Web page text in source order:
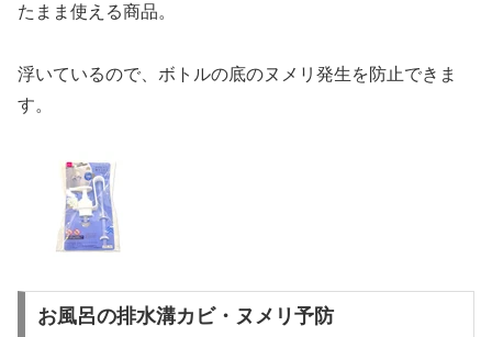
たまま使える商品。
浮いているので、ボトルの底のヌメリ発生を防止できま
す。
お風呂の排水溝カビ・ヌメリ予防